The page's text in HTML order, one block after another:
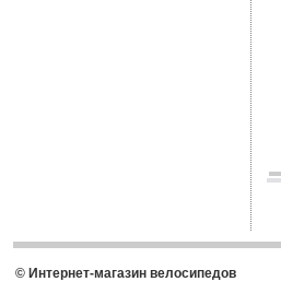
© Интернет-магазин велосипедов